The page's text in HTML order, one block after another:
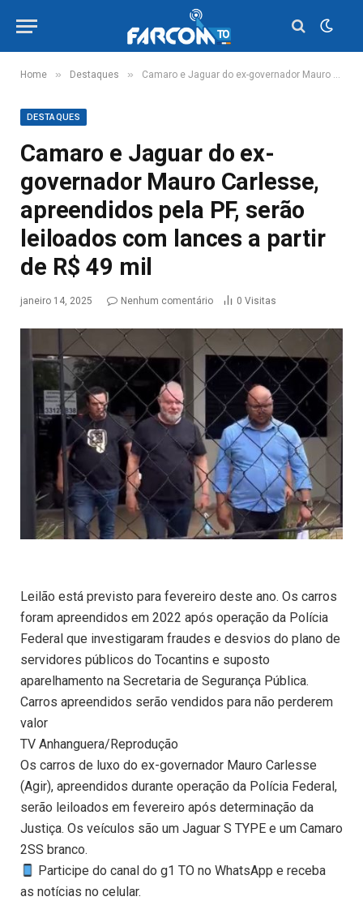
Home » Destaques » Camaro e Jaguar do ex-governador Mauro Carlesse, apreendidos pela PF, serão leiloados com lances a partir de R$ 49 mil
DESTAQUES
Camaro e Jaguar do ex-
governador Mauro Carlesse,
apreendidos pela PF, serão
leiloados com lances a partir
de R$ 49 mil
janeiro 14, 2025 Nenhum comentário 0 Visitas
Leilão está previsto para fevereiro deste ano. Os carros
foram apreendidos em 2022 após operação da Polícia
Federal que investigaram fraudes e desvios do plano de
servidores públicos do Tocantins e suposto
aparelhamento na Secretaria de Segurança Pública.
Carros apreendidos serão vendidos para não perderem
valor
TV Anhanguera/Reprodução
Os carros de luxo do ex-governador Mauro Carlesse
(Agir), apreendidos durante operação da Polícia Federal,
serão leiloados em fevereiro após determinação da
Justiça. Os veículos são um Jaguar S TYPE e um Camaro
2SS branco.
Participe do canal do g1 TO no WhatsApp e receba
as notícias no celular.